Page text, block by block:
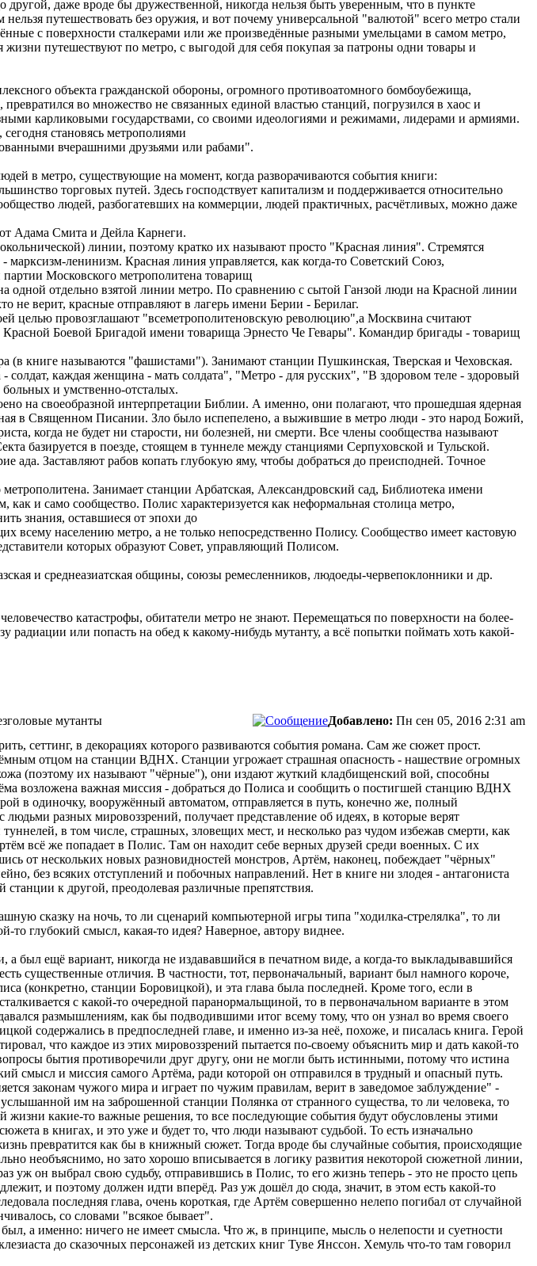
другой, даже вроде бы дружественной, никогда нельзя быть уверенным, что в пункте
путешествовать без оружия, и вот почему универсальной "валютой" всего метро стали
с поверхности сталкерами или же произведённые разными умельцами в самом метро,
путешествуют по метро, с выгодой для себя покупая за патроны одни товары и
объекта гражданской обороны, огромного противоатомного бомбоубежища,
во множество не связанных единой властью станций, погрузился в хаос и
карликовыми государствами, со своими идеологиями и режимами, лидерами и армиями.
становясь метрополиями
вчерашними друзьями или рабами".
в метро, существующие на момент, когда разворачиваются события книги:
торговых путей. Здесь господствует капитализм и поддерживается относительно
людей, разбогатевших на коммерции, людей практичных, расчётливых, можно даже
Адама Смита и Дейла Карнеги.
линии, поэтому кратко их называют просто "Красная линия". Стремятся
ленинизм. Красная линия управляется, как когда-то Советский Союз,
Московского метрополитена товарищ
одной отдельно взятой линии метро. По сравнению с сытой Ганзой люди на Красной линии
не верит, красные отправляют в лагерь имени Берии - Берилаг.
целью провозглашают "всеметрополитеновскую революцию",а Москвина считают
Боевой Бригадой имени товарища Эрнесто Че Гевары". Командир бригады - товарищ
(в книге называются "фашистами"). Занимают станции Пушкинская, Тверская и Чеховская.
каждая женщина - мать солдата", "Метро - для русских", "В здоровом теле - здоровый
и умственно-отсталых.
на своеобразной интерпретации Библии. А именно, они полагают, что прошедшая ядерная
в Священном Писании. Зло было испепелено, а выжившие в метро люди - это народ Божий,
когда не будет ни старости, ни болезней, ни смерти. Все члены сообщества называют
базируется в поезде, стоящем в туннеле между станциями Серпуховской и Тульской.
ада. Заставляют рабов копать глубокую яму, чтобы добраться до преисподней. Точное
Занимает станции Арбатская, Александровский сад, Библиотека имени
и само сообщество. Полис характеризуется как неформальная столица метро,
знания, оставшиеся от эпохи до
всему населению метро, а не только непосредственно Полису. Сообщество имеет кастовую
которых образуют Совет, управляющий Полисом.
и среднеазиатская общины, союзы ремесленников, людоеды-червепоклонники и др.
катастрофы, обитатели метро не знают. Перемещаться по поверхности на более-
радиации или попасть на обед к какому-нибудь мутанту, а всё попытки поймать хоть какой-
мутанты Добавлено: Пн сен 05, 2016 2:31 am
сеттинг, в декорациях которого развиваются события романа. Сам же сюжет прост.
отцом на станции ВДНХ. Станции угрожает страшная опасность - нашествие огромных
(поэтому их называют "чёрные"), они издают жуткий кладбищенский вой, способны
возложена важная миссия - добраться до Полиса и сообщить о постигшей станцию ВДНХ
в одиночку, вооружённый автоматом, отправляется в путь, конечно же, полный
разных мировоззрений, получает представление об идеях, в которые верят
в том числе, страшных, зловещих мест, и несколько раз чудом избежав смерти, как
всё же попадает в Полис. Там он находит себе верных друзей среди военных. С их
от нескольких новых разновидностей монстров, Артём, наконец, побеждает "чёрных"
без всяких отступлений и побочных направлений. Нет в книге ни злодея - антагониста
к другой, преодолевая различные препятствия.
сказку на ночь, то ли сценарий компьютерной игры типа "ходилка-стрелялка", то ли
то глубокий смысл, какая-то идея? Наверное, автору виднее.
ещё вариант, никогда не издававшийся в печатном виде, а когда-то выкладывавшийся
существенные отличия. В частности, тот, первоначальный, вариант был намного короче,
(конкретно, станции Боровицкой), и эта глава была последней. Кроме того, если в
с какой-то очередной паранормальщиной, то в первоначальном варианте в этом
размышлениям, как бы подводившими итог всему тому, что он узнал во время своего
содержались в предпоследней главе, и именно из-за неё, похоже, и писалась книга. Герой
что каждое из этих мировоззрений пытается по-своему объяснить мир и дать какой-то
бытия противоречили друг другу, они не могли быть истинными, потому что истина
смысл и миссия самого Артёма, ради которой он отправился в трудный и опасный путь.
законам чужого мира и играет по чужим правилам, верит в заведомое заблуждение" -
им на заброшенной станции Полянка от странного существа, то ли человека, то
жизни какие-то важные решения, то все последующие события будут обусловлены этими
в книгах, и это уже и будет то, что люди называют судьбой. То есть изначально
превратится как бы в книжный сюжет. Тогда вроде бы случайные события, происходящие
необъяснимо, но зато хорошо вписывается в логику развития некоторой сюжетной линии,
уж он выбрал свою судьбу, отправившись в Полис, то его жизнь теперь - это не просто цепь
и поэтому должен идти вперёд. Раз уж дошёл до сюда, значит, в этом есть какой-то
последняя глава, очень короткая, где Артём совершенно нелепо погибал от случайной
со словами "всякое бывает".
а именно: ничего не имеет смысла. Что ж, в принципе, мысль о нелепости и суетности
до сказочных персонажей из детских книг Туве Янссон. Хемуль что-то там говорил